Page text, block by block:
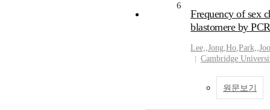
6
Frequency of sex
blastomere by PCR
Lee,,Jong,Ho,Park,,
Cambridge
원문보기